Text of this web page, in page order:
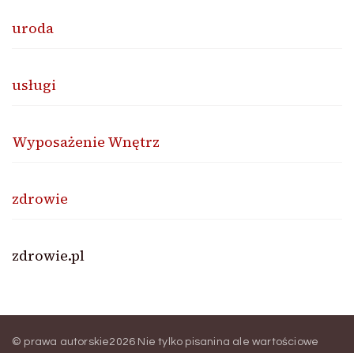
uroda
usługi
Wyposażenie Wnętrz
zdrowie
zdrowie.pl
© prawa autorskie2026 Nie tylko pisanina ale wartościowe